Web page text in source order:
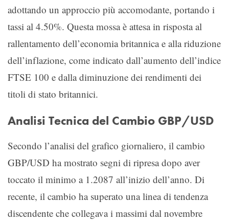
adottando un approccio più accomodante, portando i
tassi al 4.50%. Questa mossa è attesa in risposta al
rallentamento dell’economia britannica e alla riduzione
dell’inflazione, come indicato dall’aumento dell’indice
FTSE 100 e dalla diminuzione dei rendimenti dei
titoli di stato britannici.
Analisi Tecnica del Cambio GBP/USD
Secondo l’analisi del grafico giornaliero, il cambio
GBP/USD ha mostrato segni di ripresa dopo aver
toccato il minimo a 1.2087 all’inizio dell’anno. Di
recente, il cambio ha superato una linea di tendenza
discendente che collegava i massimi dal novembre